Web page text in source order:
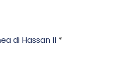
di Hassan II *